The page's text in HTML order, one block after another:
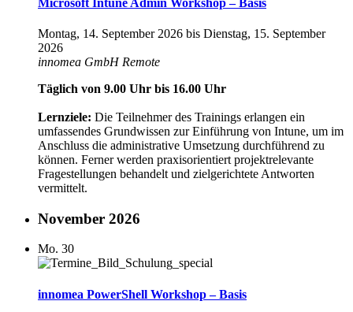
Montag, 14. September 2026 bis Dienstag, 15. September
2026
innomea GmbH Remote
Täglich von 9.00 Uhr bis 16.00 Uhr
Lernziele: Die Teilnehmer des Trainings erlangen ein
umfassendes Grundwissen zur Einführung von Intune, um im
Anschluss die administrative Umsetzung durchführend zu
können. Ferner werden praxisorientiert projektrelevante
Fragestellungen behandelt und zielgerichtete Antworten
vermittelt.
November 2026
Mo. 30
innomea PowerShell Workshop – Basis